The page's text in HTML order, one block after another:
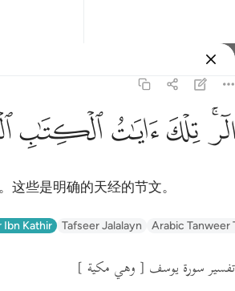
الٓر ۚ تِلْكَ
ﲒﲓﲔﲕﲖ
这些是明确的天经的节文。
Ibn Kathir Tafseer Jalalayn Arabic Tanweer
تفسير سورة يوسف [ وهي مكية ]